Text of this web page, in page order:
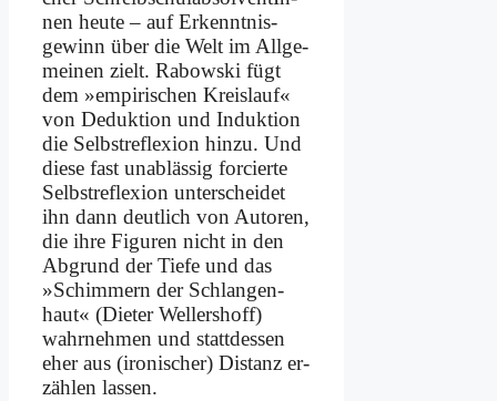
nen heu­te – auf Erkenntnis­
gewinn über die Welt im All­ge­
mei­nen zielt. Ra­bow­ski fügt
dem »em­pi­ri­schen Kreis­lauf«
von De­duk­ti­on und In­duk­ti­on
die Selbst­re­fle­xi­on hin­zu. Und
die­se fast un­ab­läs­sig for­cier­te
Selbst­re­fle­xi­on un­ter­schei­det
ihn dann deut­lich von Au­toren,
die ih­re Fi­gu­ren nicht in den
Ab­grund der Tie­fe und das
»Schim­mern der Schlan­gen­
haut« (Die­ter Wel­lers­hoff)
wahr­neh­men und statt­des­sen
eher aus (iro­ni­scher) Di­stanz er­
zäh­len las­sen.